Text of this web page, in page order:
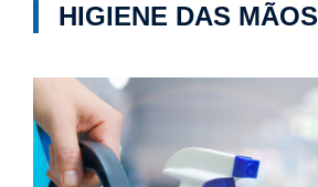
HIGIENE DAS MÃOS